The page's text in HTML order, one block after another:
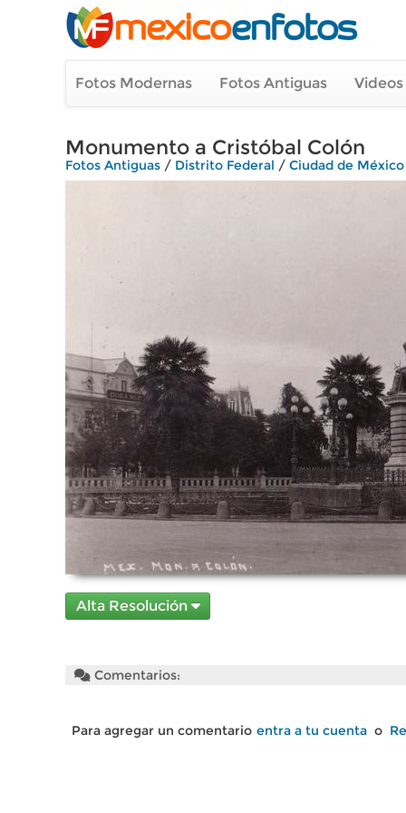
Fotos Modernas Fotos Antiguas
Monumento a Cristóbal Colón
Fotos Antiguas / Distrito Federal / Ciudad de México
Alta Resolución
Comentarios:
Para agregar un comentario entra a tu cuenta o